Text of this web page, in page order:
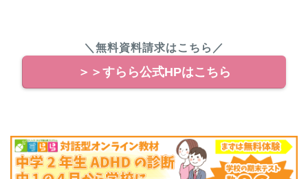
＼無料資料請求はこちら／
＞＞すらら公式HPはこちら